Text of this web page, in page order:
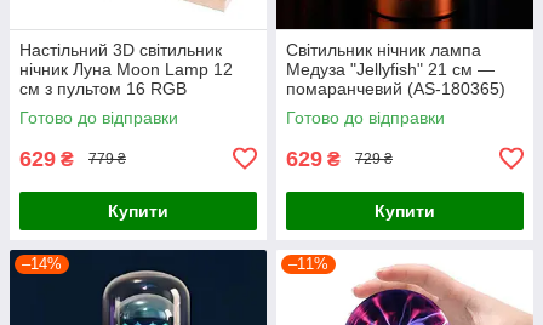
Настільний 3D світильник
нічник Луна Moon Lamp 12
см з пультом 16 RGB
кольорів (AS-172031)
Готово до відправки
629 ₴ 779 ₴
Купити
Світильник нічник лампа
Медуза "Jellyfish" 21 см —
помаранчевий (AS-180365)
Готово до відправки
629 ₴ 729 ₴
Купити
–14% –11%